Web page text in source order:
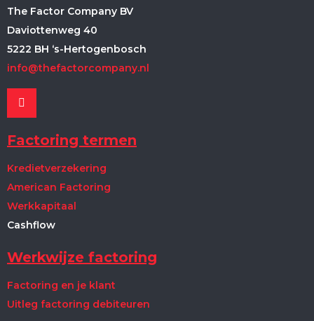
The Factor Company BV
Daviottenweg 40
5222 BH ‘s-Hertogenbosch
info@thefactorcompany.nl
Factoring termen
Kredietverzekering
American Factoring
Werkkapitaal
Cashflow
Werkwijze factoring
Factoring en je klant
Uitleg factoring debiteuren